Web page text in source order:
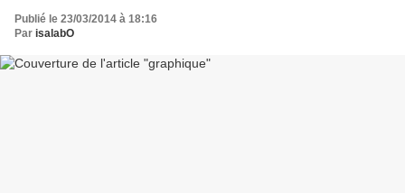
Publié le 23/03/2014 à 18:16
Par isalabO